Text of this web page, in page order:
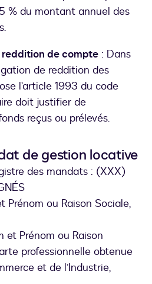
% du montant annuel des
de compte : Dans
de reddition des
l’article 1993 du code
doit justifier de
reçus ou prélevés.
de gestion locative
des mandats : (XXX)
Prénom ou Raison Sociale,
et Prénom ou Raison
professionnelle obtenue
et de l’Industrie,